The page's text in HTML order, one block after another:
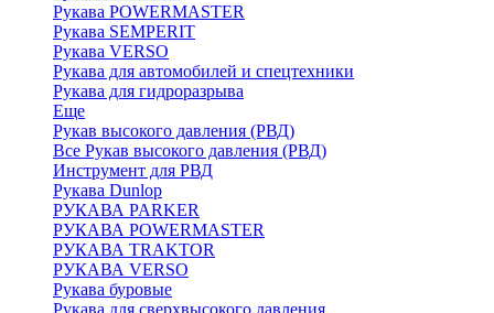
Рукава POWERMASTER
Рукава SEMPERIT
Рукава VERSO
Рукава для автомобилей и спецтехники
Рукава для гидроразрыва
Еще
Рукав высокого давления (РВД)
Все Рукав высокого давления (РВД)
Инструмент для РВД
Рукава Dunlop
РУКАВА PARKER
РУКАВА POWERMASTER
РУКАВА TRAKTOR
РУКАВА VERSO
Рукава буровые
Рукава для сверхвысокого давления